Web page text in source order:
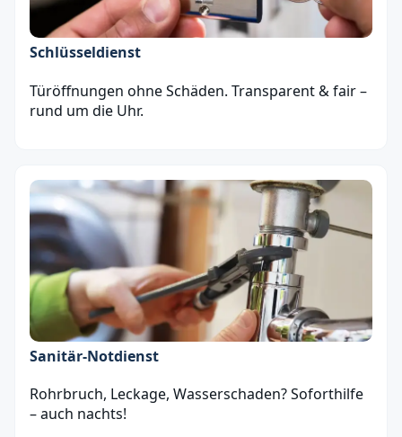
Schlüsseldienst
Türöffnungen ohne Schäden. Transparent & fair –
rund um die Uhr.
Sanitär‑Notdienst
Rohrbruch, Leckage, Wasserschaden? Soforthilfe
– auch nachts!